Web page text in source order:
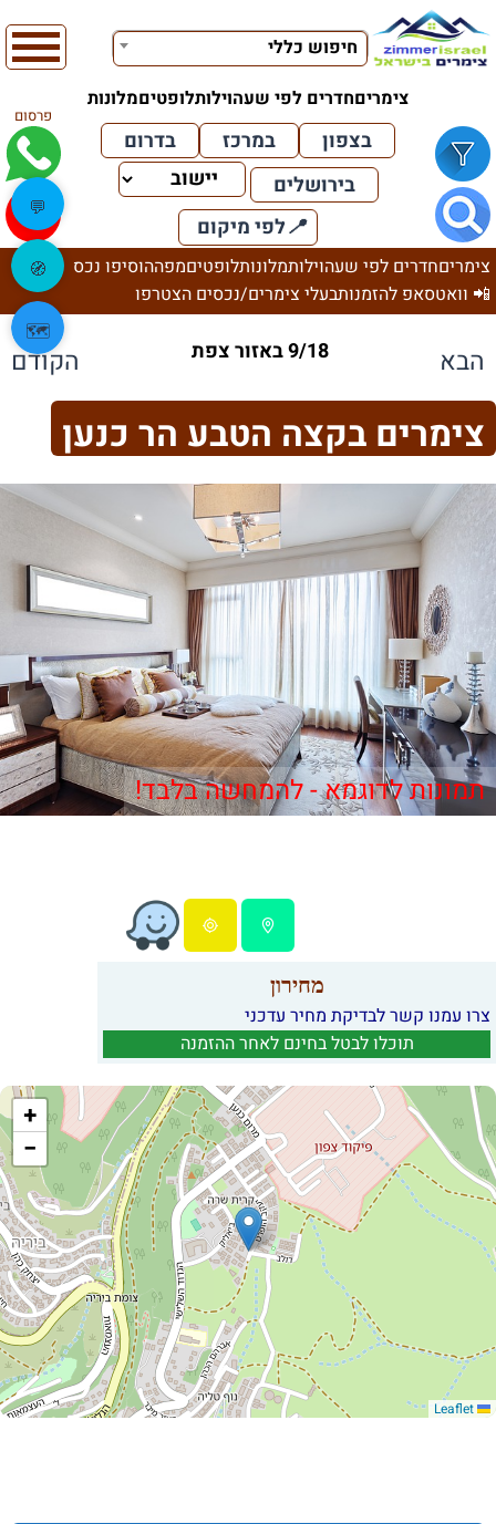
חיפוש כללי
צימריםחדרים לפי שעהוילותלופטיםמלונות
פרסום
בצפון במרכז
בדרום
בירושלים
📍לפי מיקום
צימריםחדרים לפי שעהוילותמלונותלופטיםמפההוסיפו נכס
📲 וואטסאפ להזמנותבעלי צימרים/נכסים הצטרפו
הבא 9/18 באזור צפת הקודם
צימרים בקצה הטבע הר כנען
תמונות לדוגמא - להמחשה בלבד!
מחירון
צרו עמנו קשר לבדיקת מחיר עדכני
תוכלו לבטל בחינם לאחר ההזמנה
+
−
💬
🧭
🗺️